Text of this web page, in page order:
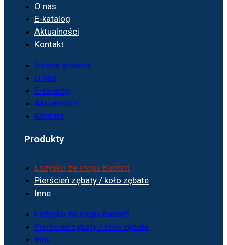
O nas
E-katalog
Aktualności
Kontakt
Strona główna
O nas
E-katalog
Aktualności
Kontakt
Produkty
Łożysko ze stopu Babbitt
Pierścień zębaty / koło zębate
Inne
Łożysko ze stopu Babbitt
Pierścień zębaty / koło zębate
Inne